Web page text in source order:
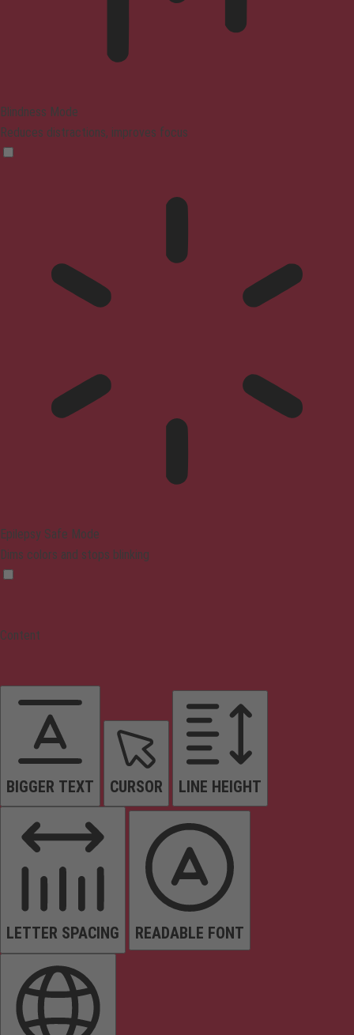
Blindness Mode
Reduces distractions, improves focus
Epilepsy Safe Mode
Dims colors and stops blinking
Content
BIGGER TEXT CURSOR LINE HEIGHT
LETTER SPACING READABLE FONT